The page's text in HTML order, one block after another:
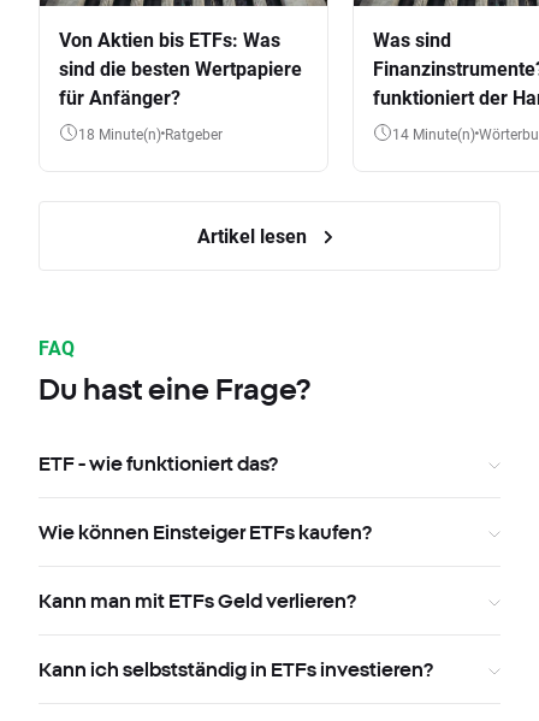
Von Aktien bis ETFs: Was
sind die besten Wertpapiere
für Anfänger?
18 Minute(n) Ratgeber
Was sind
funktioniert der
Aktien, ETFs & Co.
14 Minute(n)
Artikel lesen
FAQ
Du hast eine Frage?
ETF - wie funktioniert das?
Wie können Einsteiger ETFs kaufen?
Kann man mit ETFs Geld verlieren?
Kann ich selbstständig in ETFs investieren?